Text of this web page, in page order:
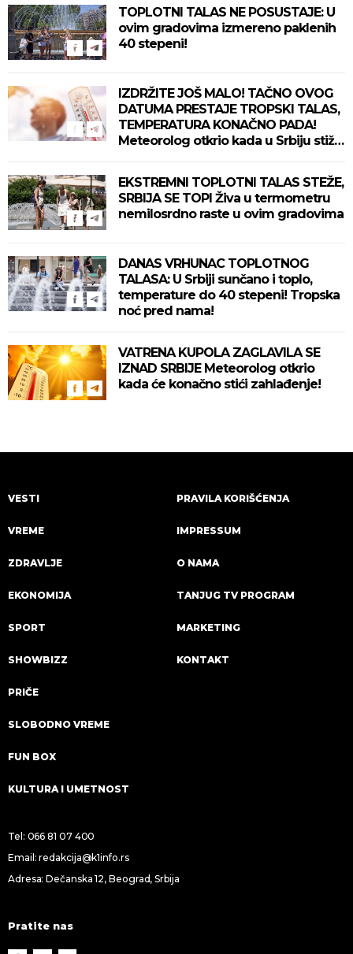
TOPLOTNI TALAS NE POSUSTAJE: U
ovim gradovima izmereno paklenih
40 stepeni!
IZDRŽITE JOŠ MALO! TAČNO OVOG
DATUMA PRESTAJE TROPSKI TALAS,
TEMPERATURA KONAČNO PADA!
Meteorolog otkrio kada u Srbiju stiže
EKSTREMNI TOPLOTNI TALAS STEŽE,
SRBIJA SE TOPI Živa u termometru
nemilosrdno raste u ovim gradovima
DANAS VRHUNAC TOPLOTNOG
TALASA: U Srbiji sunčano i toplo,
temperature do 40 stepeni! Tropska
noć pred nama!
VATRENA KUPOLA ZAGLAVILA SE
IZNAD SRBIJE Meteorolog otkrio
kada će konačno stići zahlađenje!
VESTI
VREME
ZDRAVLJE
EKONOMIJA
SPORT
SHOWBIZZ
PRIČE
SLOBODNO VREME
FUN BOX
KULTURA I UMETNOST
PRAVILA KORIŠĆENJA
IMPRESSUM
O NAMA
TANJUG TV PROGRAM
MARKETING
KONTAKT
Tel: 066 81 07 400
Email:redakcija@k1info.rs
Adresa: Dečanska 12, Beograd, Srbija
Pratite nas